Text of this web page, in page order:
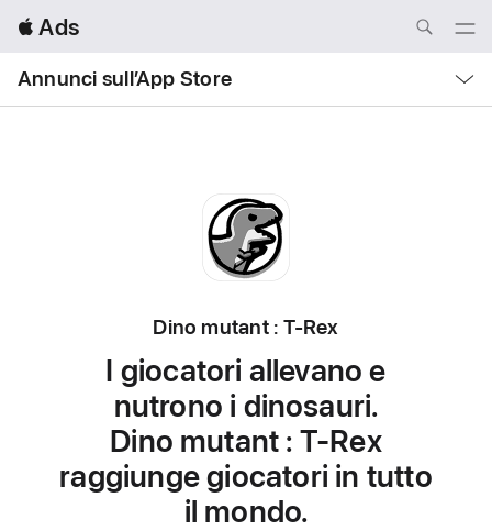
 Ads
Nav
Open
Annunci sull’App Store
Nav
Open
Menu
Dino mutant : T-Rex
I giocatori allevano e
nutrono i dinosauri.
Dino mutant : T-Rex
raggiungegiocatori in tutto
il mondo.